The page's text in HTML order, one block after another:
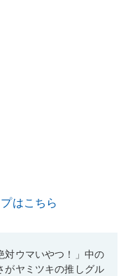
はこちら
対ウマいやつ！」中の
がヤミツキの推しグル